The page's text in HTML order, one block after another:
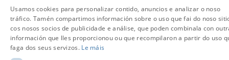
Usamos cookies para personalizar contido, anuncios e analizar o noso
tráfico. Tamén compartimos información sobre o uso que fai do noso
cos nosos socios de publicidade e análise, que poden combinala con
información que lles proporcionou ou que recompilaron a partir do uso
faga dos seus servizos. Le máis